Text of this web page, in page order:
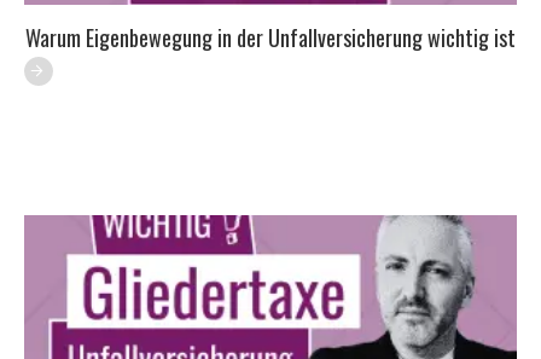
Warum Eigenbewegung in der Unfallversicherung wichtig ist